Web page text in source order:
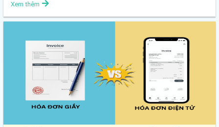
Xem thêm